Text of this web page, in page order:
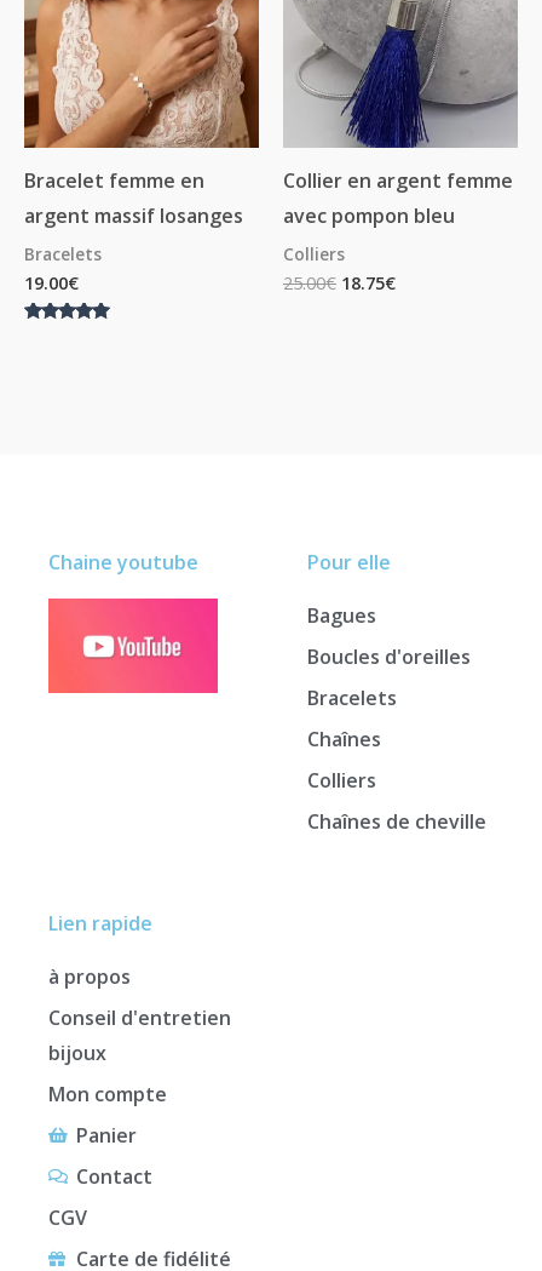
Bracelet femme en
argent massif losanges
Bracelets
19.00€
Collier en argent femme
avec pompon bleu
Colliers
25.00€ 18.75€
Lien rapide
à propos
Conseil d'entretien
bijoux
Mon compte
Panier
Contact
CGV
Carte de fidélité
Pour elle
Bagues
Boucles d'oreilles
Bracelets
Chaînes
Colliers
Chaînes de cheville
Chaine youtube